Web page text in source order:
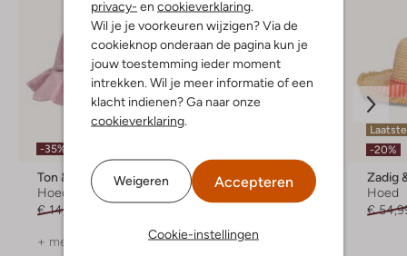
privacy- en cookieverklaring
Wil je je voorkeuren wijzigen? Via de
cookieknop onderaan de pagina kun je
jouw toestemming ieder moment
intrekken. Wil je meer informatie of een
klacht indienen? Ga naar onze
cookieverklaring
Weigeren Accepteren
Cookie-instellingen
-35%
Ton & Ton
Hoed
€ 14,95
+ meer kleuren
Ton & Ton
Hoed
+ meer kleuren
-20%
Zadig
Hoed
€